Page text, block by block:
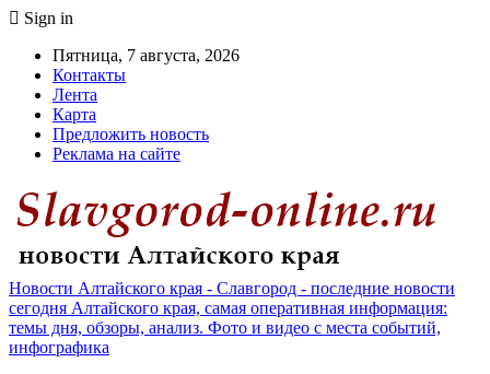
Sign in
Пятница, 7 августа, 2026
Контакты
Лента
Карта
Предложить новость
Реклама на сайте
Новости Алтайского края - Славгород - последние новости
сегодня Алтайского края, самая оперативная информация:
темы дня, обзоры, анализ. Фото и видео с места событий,
инфографика